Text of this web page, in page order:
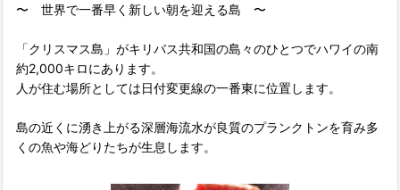
〜 世界で一番早く新しい朝を迎える島 〜
「クリスマス島」がキリバス共和国の島々のひとつでハワイの南
約2,000キロにあります。
人が住む場所としては日付変更線の一番東に位置します。
島の近くに湧き上がる深層海流水が良質のプランクトンを育み多
くの魚や海どりたちが生息します。